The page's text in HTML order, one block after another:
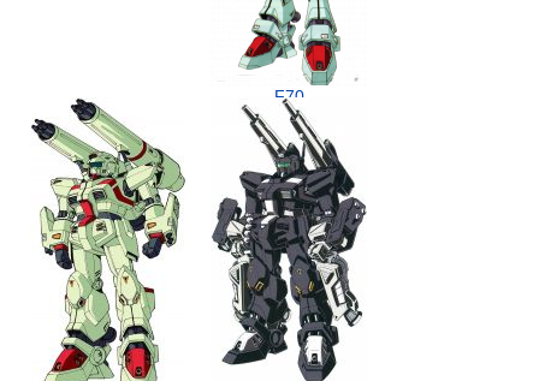
F70
加农高达